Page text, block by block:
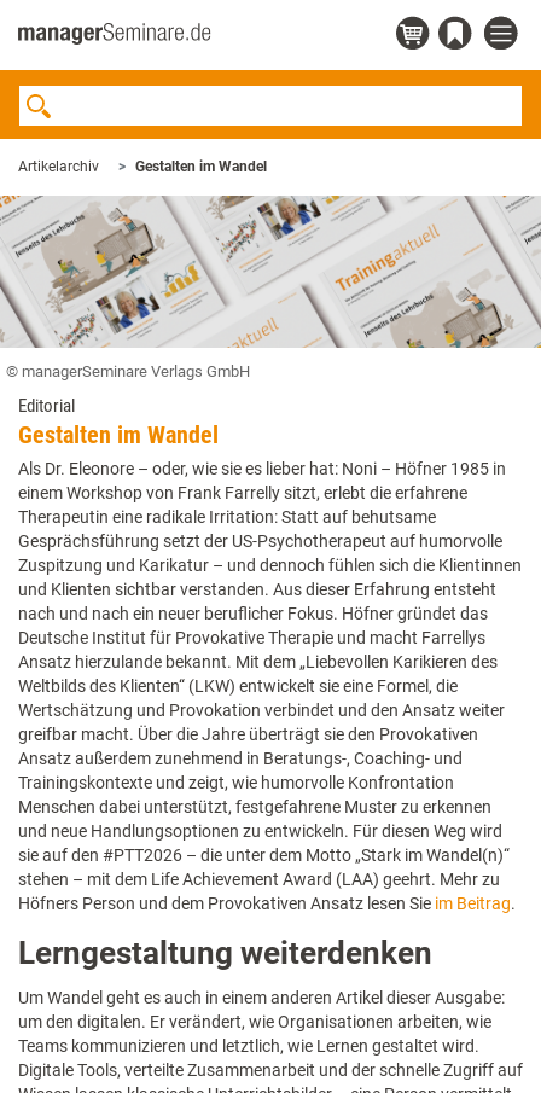
Artikelarchiv Gestalten im Wandel
© managerSeminare Verlags GmbH
Editorial
Gestalten im Wandel
Als Dr. Eleonore – oder, wie sie es lieber hat: Noni – Höfner 1985 in
einem Workshop von Frank Farrelly sitzt, erlebt die erfahrene
Therapeutin eine radikale Irritation: Statt auf behutsame
Gesprächsführung setzt der US-Psychotherapeut auf humorvolle
Zuspitzung und Karikatur – und dennoch fühlen sich die Klientinnen
und Klienten sichtbar verstanden. Aus dieser Erfahrung entsteht
nach und nach ein neuer beruflicher Fokus. Höfner gründet das
Deutsche Institut für Provokative Therapie und macht Farrellys
Ansatz hierzulande bekannt. Mit dem „Liebevollen Karikieren des
Weltbilds des Klienten“ (LKW) entwickelt sie eine Formel, die
Wertschätzung und Provokation verbindet und den Ansatz weiter
greifbar macht. Über die Jahre überträgt sie den Provokativen
Ansatz außerdem zunehmend in Beratungs-, Coaching- und
Trainingskontexte und zeigt, wie humorvolle Konfrontation
Menschen dabei unterstützt, festgefahrene Muster zu erkennen
und neue Handlungsoptionen zu entwickeln. Für diesen Weg wird
sie auf den #PTT2026 – die unter dem Motto „Stark im Wandel(n)“
stehen – mit dem Life Achievement Award (LAA) geehrt. Mehr zu
Höfners Person und dem Provokativen Ansatz lesen Sie im Beitrag.
Lerngestaltung weiterdenken
Um Wandel geht es auch in einem anderen Artikel dieser Ausgabe:
um den digitalen. Er verändert, wie Organisationen arbeiten, wie
Teams kommunizieren und letztlich, wie Lernen gestaltet wird.
Digitale Tools, verteilte Zusammenarbeit und der schnelle Zugriff auf